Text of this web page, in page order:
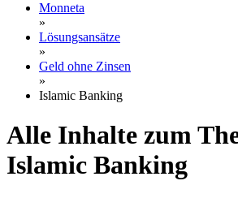
Monneta
»
Lösungsansätze
»
Geld ohne Zinsen
»
Islamic Banking
Alle Inhalte zum
Islamic Banking